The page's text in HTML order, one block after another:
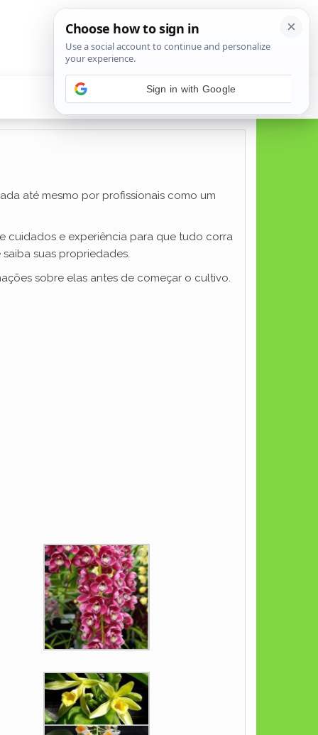
até mesmo por profissionais como um
cuidados e experiência para que tudo corra
suas propriedades.
sobre elas antes de começar o cultivo.